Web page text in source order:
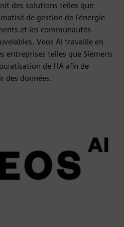
des solutions telles que
de gestion de l'énergie
et les communautés
Veos AI travaille en
entreprises telles que Siemens
de l'IA afin de
des données.